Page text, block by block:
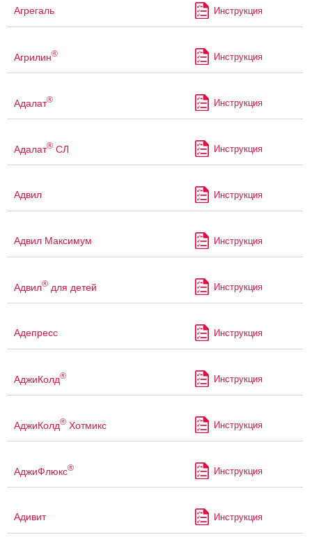
Агрегаль Инструкция
Агрилин® Инструкция
Адалат® Инструкция
Адалат® СЛ Инструкция
Адвил Инструкция
Адвил Максимум Инструкция
Адвил® для детей Инструкция
Адепресс Инструкция
АджиКолд® Инструкция
АджиКолд® Хотмикс Инструкция
АджиФлюкс® Инструкция
Адивит Инструкция